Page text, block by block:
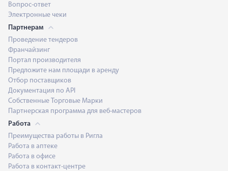
Вопрос-ответ
Электронные чеки
Партнерам
Проведение тендеров
Франчайзинг
Портал производителя
Предложите нам площади в аренду
Отбор поставщиков
Документация по API
Собственные Торговые Марки
Партнерская программа для веб-мастеров
Работа
Преимущества работы в Ригла
Работа в аптеке
Работа в офисе
Работа в контакт-центре